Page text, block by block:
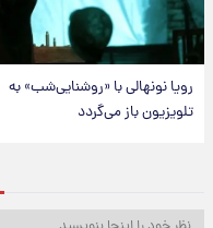
رویا نونهالی با «روشنایی‌شب» به
تلویزیون باز می‌گردد